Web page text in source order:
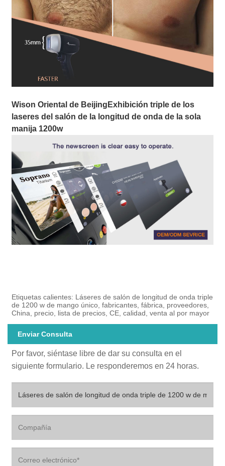
Wison Oriental de Beijing Exhibición triple de los
laseres del salón de la longitud de onda de la sola
manija 1200w
Etiquetas calientes: Láseres de salón de longitud de onda triple
de 1200 w de mango único, fabricantes, fábrica, proveedores,
China, precio, lista de precios, CE, calidad, venta al por mayor
Enviar Consulta
Por favor, siéntase libre de dar su consulta en el
siguiente formulario. Le responderemos en 24 horas.